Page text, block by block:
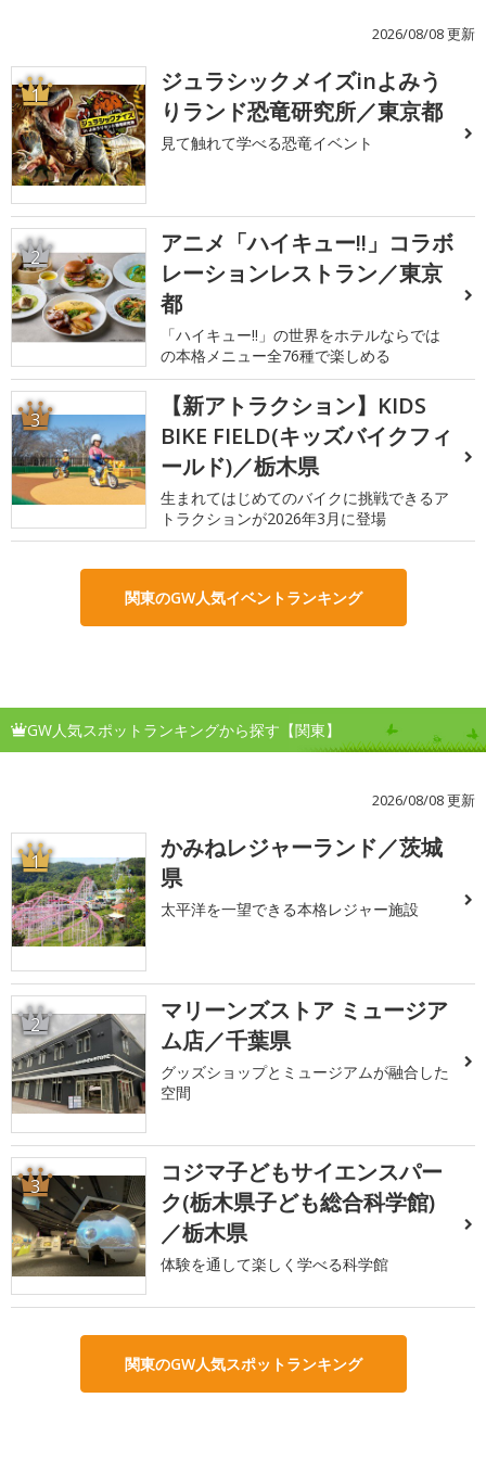
2026/08/08 更新
1
ジュラシックメイズinよみう
りランド恐竜研究所／東京都
見て触れて学べる恐竜イベント
2
アニメ「ハイキュー!!」コラボ
レーションレストラン／東京
都
「ハイキュー!!」の世界をホテルならでは
の本格メニュー全76種で楽しめる
3
【新アトラクション】KIDS
BIKE FIELD(キッズバイクフィ
ールド)／栃木県
生まれてはじめてのバイクに挑戦できるア
トラクションが2026年3月に登場
関東のGW人気イベントランキング
GW人気スポットランキングから探す【関東】
2026/08/08 更新
1
かみねレジャーランド／茨城
県
太平洋を一望できる本格レジャー施設
2
マリーンズストア ミュージア
ム店／千葉県
グッズショップとミュージアムが融合した
空間
3
コジマ子どもサイエンスパー
ク(栃木県子ども総合科学館)
／栃木県
体験を通して楽しく学べる科学館
関東のGW人気スポットランキング